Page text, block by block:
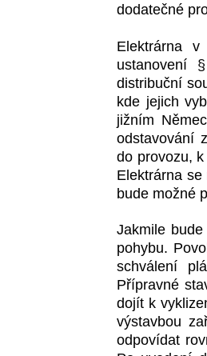
dodatečné
Elektrárna
ustanovení
distribuční
kde jejich
jižním
odstavování
do provozu,
Elektrárna
bude možné
Jakmile
pohybu.
schválení
Přípravné
dojít k
výstavbou
odpovídat